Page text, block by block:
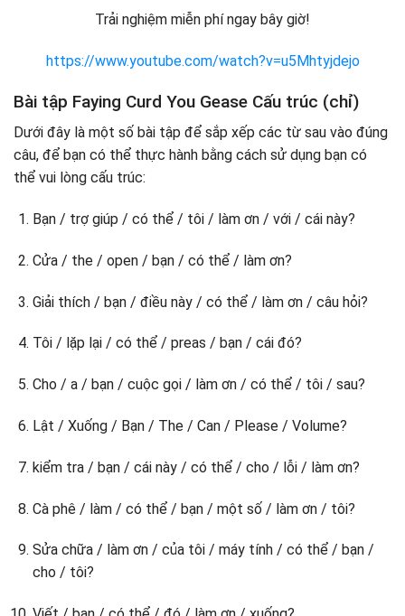
Trải nghiệm miễn phí ngay bây giờ!
https://www.youtube.com/watch?v=u5Mhtyjdejo
Bài tập Faying Curd You Gease Cấu trúc (chỉ)
Dưới đây là một số bài tập để sắp xếp các từ sau vào đúng
câu, để bạn có thể thực hành bằng cách sử dụng bạn có
thể vui lòng cấu trúc:
Bạn / trợ giúp / có thể / tôi / làm ơn / với / cái này?
Cửa / the / open / bạn / có thể / làm ơn?
Giải thích / bạn / điều này / có thể / làm ơn / câu hỏi?
Tôi / lặp lại / có thể / preas / bạn / cái đó?
Cho / a / bạn / cuộc gọi / làm ơn / có thể / tôi / sau?
Lật / Xuống / Bạn / The / Can / Please / Volume?
kiểm tra / bạn / cái này / có thể / cho / lỗi / làm ơn?
Cà phê / làm / có thể / bạn / một số / làm ơn / tôi?
Sửa chữa / làm ơn / của tôi / máy tính / có thể / bạn /
cho / tôi?